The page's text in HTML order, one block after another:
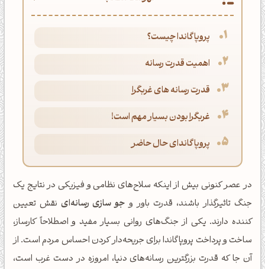
پروپاگاندا چیست؟
اهمیت قدرت رسانه
قدرت رسانه های غربگرا
غربگرا بودن بسیار مهم است!
پروپاگاندای حال حاضر
در عصر کنونی بیش از اینکه سلاح‌های نظامی و فیزیکی در نتایج یک
جنگ تاثیرگذار باشند، قدرت باور و جو سازی رسانه‌اینقش تعیین
کننده دارند. یکی از جنگ‌های روانی بسیار مفید و اصطلاحاً کارساز،
ساخت و پرداخت پروپاگاندا برای جریحه‌دار کردن احساس مردم است. از
آن جا که قدرت بزرگترین رسانه‌های دنیا، امروزه در دست غرب است،